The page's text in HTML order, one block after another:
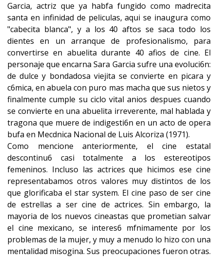
Garcia, actriz que ya habfa fungido como madrecita
santa en infinidad de peliculas, aqui se inaugura como
"cabecita blanca", y a los 40 aftos se saca todo los
dientes en un arranque de profesionalismo, para
convertirse en abuelita durante 40 afios de cine. El
personaje que encarna Sara Garcia sufre una evoluci6n:
de dulce y bondadosa viejita se convierte en picara y
c6mica, en abuela con puro mas macha que sus nietos y
finalmente cumple su ciclo vital anios despues cuando
se convierte en una abuelita irreverente, mal hablada y
tragona que muere de indigesti6n en un acto de opera
bufa en Mecdnica Nacional de Luis Alcoriza (1971).
Como mencione anteriormente, el cine estatal
descontinu6 casi totalmente a los estereotipos
femeninos. Incluso las actrices que hicimos ese cine
representabamos otros valores muy distintos de los
que glorificaba el star system. El cine paso de ser cine
de estrellas a ser cine de actrices. Sin embargo, la
mayoria de los nuevos cineastas que prometian salvar
el cine mexicano, se interes6 mfnimamente por los
problemas de la mujer, y muy a menudo lo hizo con una
mentalidad misogina. Sus preocupaciones fueron otras.